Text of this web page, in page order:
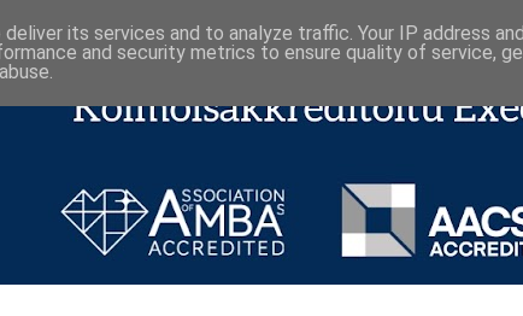
its services and to analyze traffic. Your IP address
and security metrics to ensure quality of service,